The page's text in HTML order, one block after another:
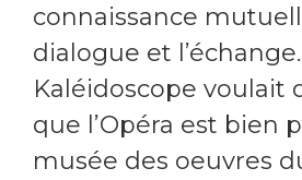
connaissance
dialogue et l’échange.
Kaléidoscope voulait
que l’Opéra est bien
musée des oeuvres